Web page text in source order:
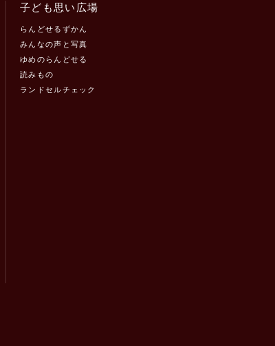
子ども思い広場
らんどせるずかん
みんなの声と写真
ゆめのらんどせる
読みもの
ランドセルチェック